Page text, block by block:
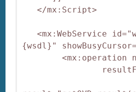
</mx:Script>
<mx:WebService
{wsdl}"
<mx:operation